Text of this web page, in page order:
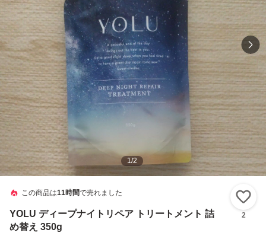
1/2
この商品は11時間で売れました
YOLU ディープナイトリペア トリートメント 詰
め替え 350g
2